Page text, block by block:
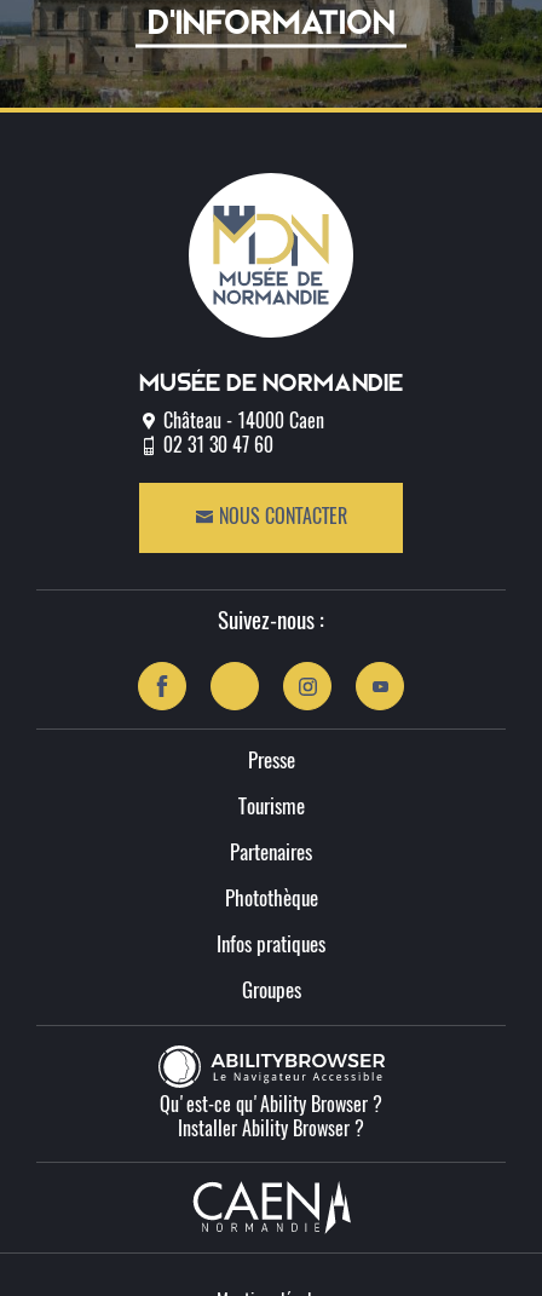
D'INFORMATION
Musée de normandie
Château - 14000 Caen
02 31 30 47 60
NOUS CONTACTER
Suivez-nous :
Presse
Tourisme
Partenaires
Photothèque
Infos pratiques
Groupes
Qu'est-ce qu'Ability Browser ?
Installer Ability Browser ?